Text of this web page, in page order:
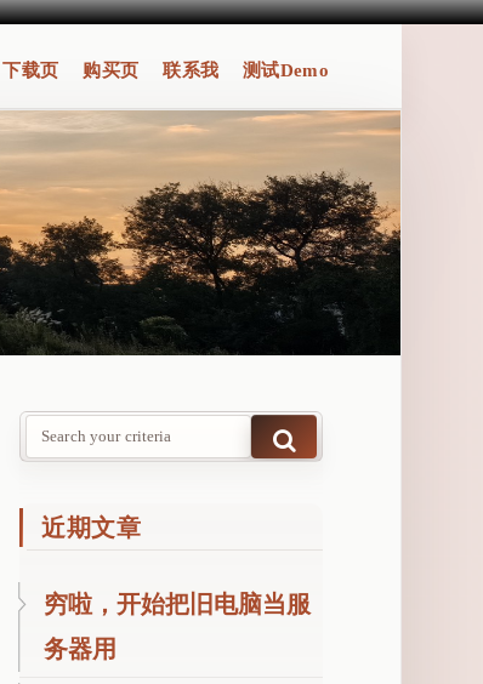
下载页 购买页 联系我 测试Demo
近期文章
穷啦，开始把旧电脑当服
务器用